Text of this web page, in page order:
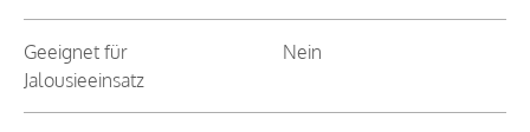
Geeignet für
Jalousieeinsatz
Nein